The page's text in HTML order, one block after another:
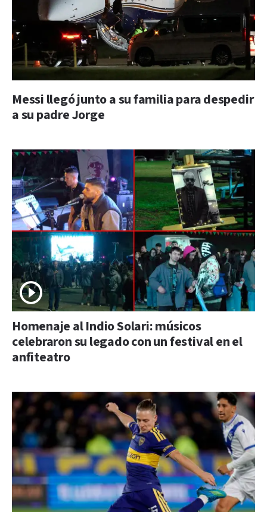
Messi llegó junto a su familia para despedir
a su padre Jorge
Homenaje al Indio Solari: músicos
celebraron su legado con un festival en el
anfiteatro